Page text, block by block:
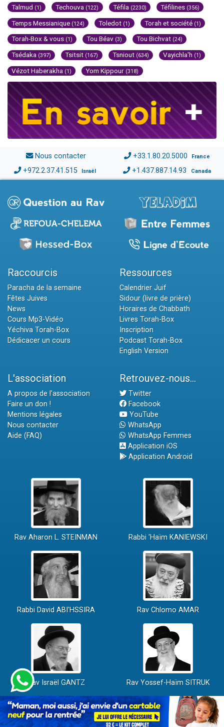
Talmud (1) Techouva (122) Téfila (2230) Téfilines (356)
Temps Messianique (124) Toledot (1) Torah et société (1)
Torah-Box & vous (1) Tou Béav (3) Tou Bichvat (24)
Tsédaka (397) Tsitsit (167) Tsniout (634) Vayichla'h (1)
Vézot Haberakha (1) Yom Kippour (318)
Nous contacter +33.1.80.20.5000 France
+972.2.37.41.515 Israël +1.437.887.14.93 Canada
Raccourcis
Paracha de la semaine
Fêtes Juives
News
Cours Mp3-Vidéo
Yéchiva Torah-Box
Dédicacer un cours
Ressources
Calendrier Juif
Sidour (livre de prière)
Horaires de Chabbath
Livres Torah-Box
Inscription
Podcast Torah-Box
English Version
L'association
A propos de l'association
Faire un don !
Mentions légales
Nous contacter
Aide (FAQ)
Retrouvez-nous...
Twitter
Facebook
YouTube
WhatsApp
WhatsApp Femmes
Application iOS
Application Android
Rav Aharon L. STEINMAN Rabbi 'Haïm KANIEWSKI
Rabbi David ABI'HSSIRA Rav Chlomo AMAR
Rav Israël GANTZ Rav Yossef-Haïm SITRUK